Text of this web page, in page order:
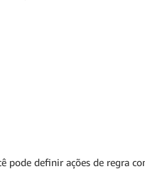
pode definir ações de regra